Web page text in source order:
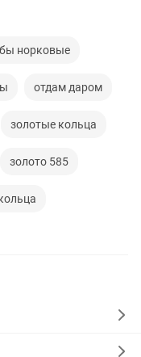
норковые
отдам даром
золотые кольца
золото 585